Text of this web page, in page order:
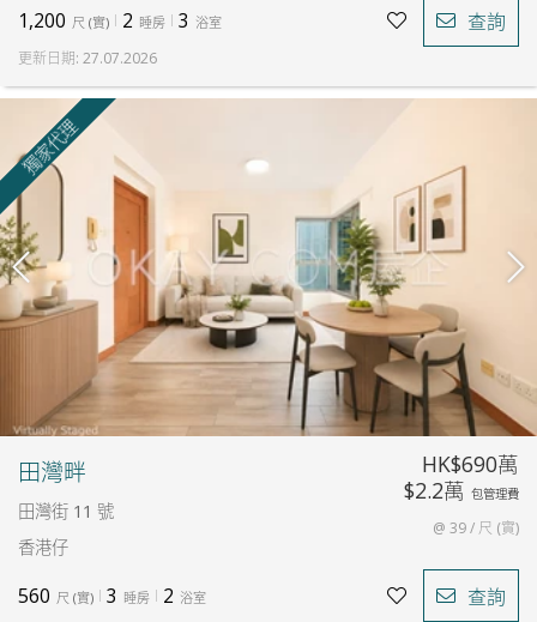
1,200 尺 (實) 2 睡房 3 浴室 查詢
更新日期: 27.07.2026
田灣畔
田灣街 11 號
香港仔
HK$690萬
$2.2萬 包管理費
@ 39 / 尺 (實)
560 尺 (實) 3 睡房 2 浴室 查詢
獨家代理